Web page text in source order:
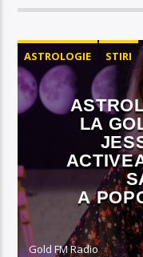
ASTROLOGIE STIRI
LA
A
Gold FM Radio